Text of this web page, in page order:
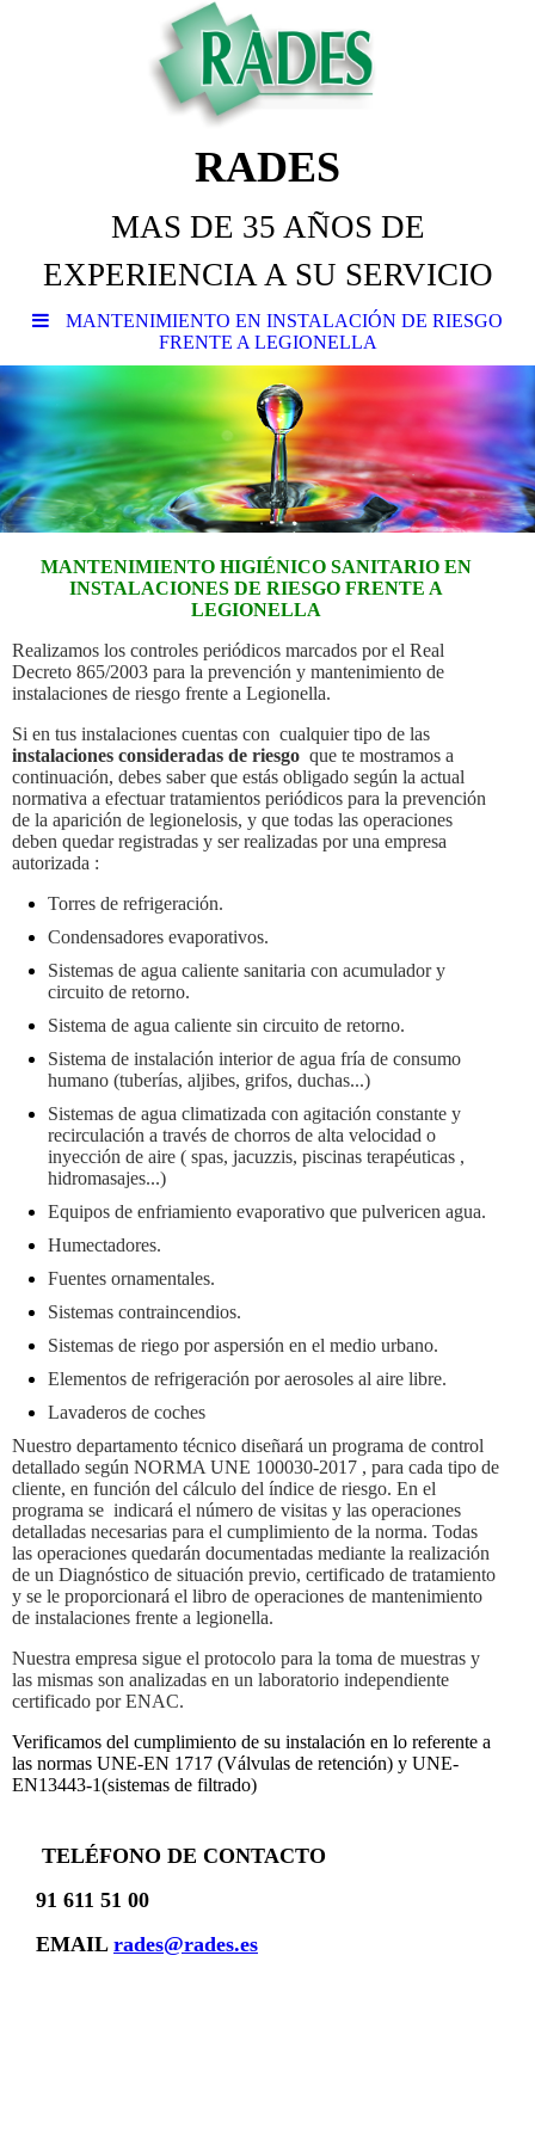
RADES
MAS DE 35 AÑOS DE
EXPERIENCIA A SU SERVICIO
MANTENIMIENTO EN INSTALACIÓN DE RIESGO
FRENTE A LEGIONELLA
MANTENIMIENTO HIGIÉNICO SANITARIO EN
INSTALACIONES DE RIESGO FRENTE A
LEGIONELLA
Realizamos los controles periódicos marcados por el Real
Decreto 865/2003 para la prevención y mantenimiento de
instalaciones de riesgo frente a Legionella.
Si en tus instalaciones cuentas con cualquier tipo de las
instalaciones consideradas de riesgo que te mostramos a
continuación, debes saber que estás obligado según la actual
normativa a efectuar tratamientos periódicos para la prevención
de la aparición de legionelosis, y que todas las operaciones
deben quedar registradas y ser realizadas por una empresa
autorizada :
Torres de refrigeración.
Condensadores evaporativos.
Sistemas de agua caliente sanitaria con acumulador y
circuito de retorno.
Sistema de agua caliente sin circuito de retorno.
Sistema de instalación interior de agua fría de consumo
humano (tuberías, aljibes, grifos, duchas...)
Sistemas de agua climatizada con agitación constante y
recirculación a través de chorros de alta velocidad o
inyección de aire ( spas, jacuzzis, piscinas terapéuticas ,
hidromasajes...)
Equipos de enfriamiento evaporativo que pulvericen agua.
Humectadores.
Fuentes ornamentales.
Sistemas contraincendios.
Sistemas de riego por aspersión en el medio urbano.
Elementos de refrigeración por aerosoles al aire libre.
Lavaderos de coches
Nuestro departamento técnico diseñará un programa de control
detallado según NORMA UNE 100030-2017 , para cada tipo de
cliente, en función del cálculo del índice de riesgo. En el
programa se indicará el número de visitas y las operaciones
detalladas necesarias para el cumplimiento de la norma. Todas
las operaciones quedarán documentadas mediante la realización
de un Diagnóstico de situación previo, certificado de tratamiento
y se le proporcionará el libro de operaciones de mantenimiento
de instalaciones frente a legionella.
Nuestra empresa sigue el protocolo para la toma de muestras y
las mismas son analizadas en un laboratorio independiente
certificado por ENAC.
Verificamos del cumplimiento de su instalación en lo referente a
las normas UNE-EN 1717 (Válvulas de retención) y UNE-
EN13443-1(sistemas de filtrado)
TELÉFONO DE CONTACTO
91 611 51 00
EMAIL rades@rades.es